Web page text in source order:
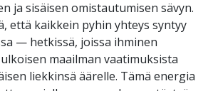
ja sisäisen omistautumisen sävyn.
että kaikkein pyhin yhteys syntyy
— hetkissä, joissa ihminen
maailman vaatimuksista
liekkinsä äärelle. Tämä energia